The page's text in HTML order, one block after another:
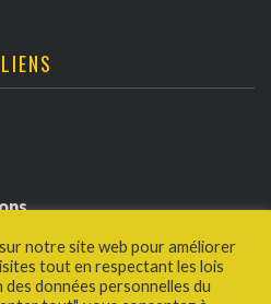
LIENS
notre site web pour améliorer
tout en respectant les lois
données personnelles du